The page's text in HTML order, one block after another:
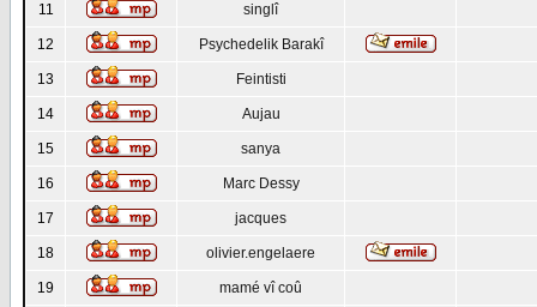
11 singlî
12 Psychedelik Barakî
13 Feintisti
14 Aujau
15 sanya
16 Marc Dessy
17 jacques
18 olivier.engelaere
19 mamé vî coû